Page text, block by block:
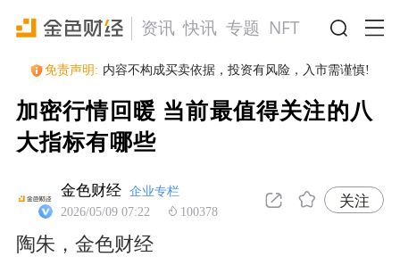
资讯 快讯 专题 NFT
免责声明: 内容不构成买卖依据，投资有风险，入市需谨慎!
加密行情回暖 当前最值得关注的八
大指标有哪些
金色财经 企业专栏
2026/05/09 07:22 100378
关注
陶朱，金色财经